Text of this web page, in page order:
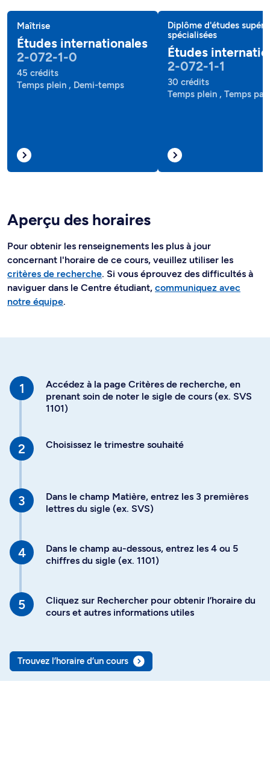
Maîtrise
Études internationales
2-072-1-0
45 crédits
Temps plein , Demi-temps
Diplôme d'études
spécialisées
Études
2-072-1-1
30 crédits
Temps plein , Temps
Aperçu des horaires
Pour obtenir les renseignements les plus à jour
concernant l'horaire de ce cours, veuillez utiliser les
critères de recherche. Si vous éprouvez des difficultés à
naviguer dans le Centre étudiant, communiquez avec
notre équipe.
Accédez à la page Critères de recherche, en
prenant soin de noter le sigle de cours (ex. SVS
1101)
Choisissez le trimestre souhaité
Dans le champ Matière, entrez les 3 premières
lettres du sigle (ex. SVS)
Dans le champ au-dessous, entrez les 4 ou 5
chiffres du sigle (ex. 1101)
Cliquez sur Rechercher pour obtenir l’horaire du
cours et autres informations utiles
Trouvez l’horaire d’un cours